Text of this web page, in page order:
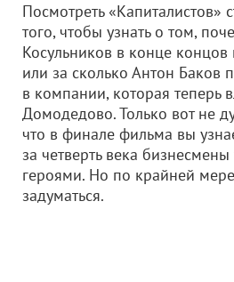
Посмотреть «Капиталистов»
того, чтобы узнать о том,
Косульников в конце
или за сколько Антон Баков
в компании, которая теперь
Домодедово. Только вот не
что в финале фильма вы
за четверть века бизнесмены
героями. Но по крайней
задуматься.